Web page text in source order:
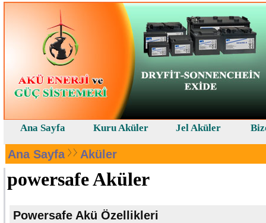
Ana Sayfa Aküler
powersafe Aküler
Powersafe Akü Özellikleri
Ana Sayfa Kuru Aküler Jel Aküler